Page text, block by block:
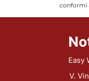
conformi
Easy
V.